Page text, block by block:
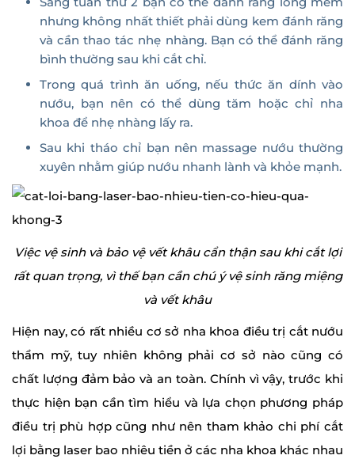
nhưng không nhất thiết phải dùng kem đánh răng
và cần thao tác nhẹ nhàng. Bạn có thể đánh răng
bình thường sau khi cắt chỉ.
Trong quá trình ăn uống, nếu thức ăn dính vào
nướu, bạn nên có thể dùng tăm hoặc chỉ nha
khoa để nhẹ nhàng lấy ra.
Sau khi tháo chỉ bạn nên massage nướu thường
xuyên nhằm giúp nướu nhanh lành và khỏe mạnh.
Việc vệ sinh và bảo vệ vết khâu cẩn thận sau khi cắt lợi
rất quan trọng, vì thế bạn cần chú ý vệ sinh răng miệng
và vết khâu
Hiện nay, có rất nhiều cơ sở nha khoa điều trị cắt nướu
thẩm mỹ, tuy nhiên không phải cơ sở nào cũng có
chất lượng đảm bảo và an toàn. Chính vì vậy, trước khi
thực hiện bạn cần tìm hiểu và lựa chọn phương pháp
điều trị phù hợp cũng như nên tham khảo chi phí cắt
lợi bằng laser bao nhiêu tiền ở các nha khoa khác nhau